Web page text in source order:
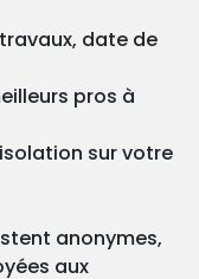
date de
pros à
sur votre
anonymes,
aux